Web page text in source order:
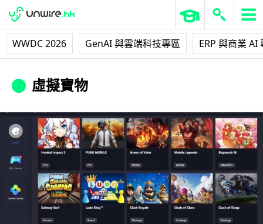
WWDC 2026 GenAI 與雲端科技專區 ERP 與商業 AI
虛擬寶物